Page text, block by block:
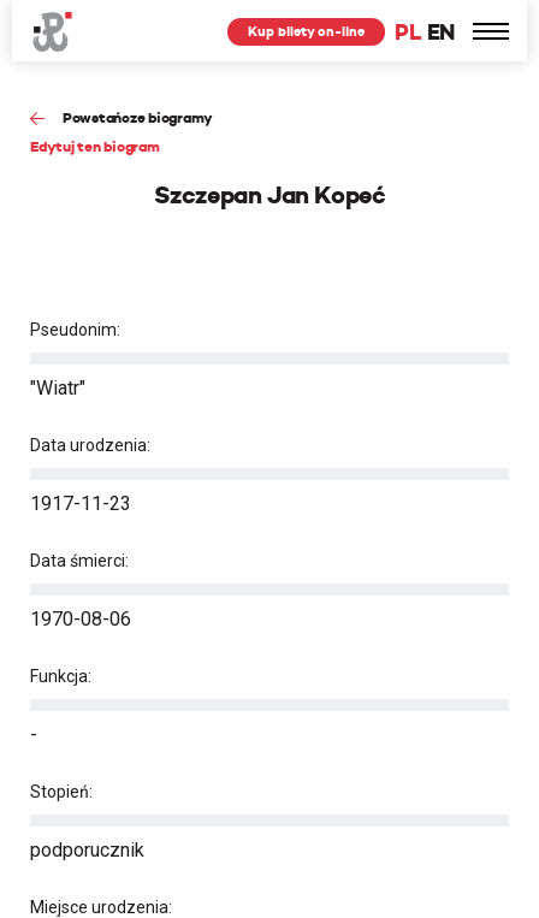
PL EN
Kup bilety on-line
Powstańcze biogramy
Edytuj ten biogram
Szczepan Jan Kopeć
Pseudonim:
"Wiatr"
Data urodzenia:
1917-11-23
Data śmierci:
1970-08-06
Funkcja:
-
Stopień:
podporucznik
Miejsce urodzenia: